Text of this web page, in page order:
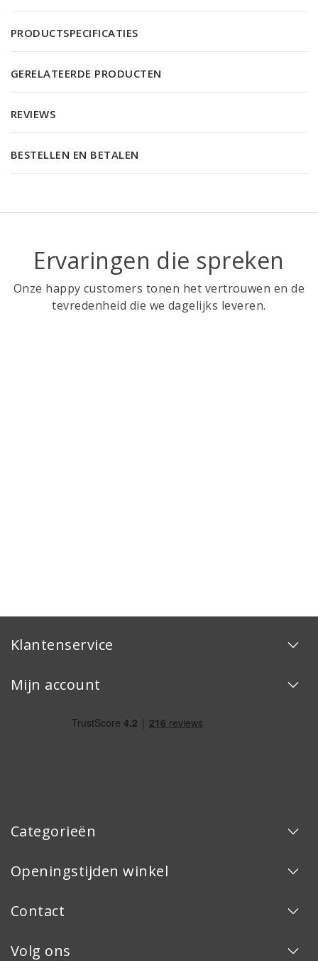
PRODUCTSPECIFICATIES
GERELATEERDE PRODUCTEN
REVIEWS
BESTELLEN EN BETALEN
Ervaringen die spreken
Onze happy customers tonen het vertrouwen en de
tevredenheid die we dagelijks leveren.
Klantenservice
Mijn account
Categorieën
Openingstijden winkel
Contact
Volg ons